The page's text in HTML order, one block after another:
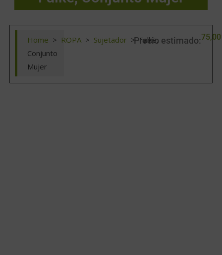
Home > ROPA > Sujetador > Falke,
Conjunto
Mujer
Precio estimado:75,00